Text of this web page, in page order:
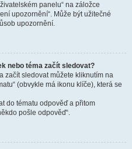
panelu“ na záložce
upozornění“. Může být užitečné
upozornění.
nebo téma začít sledovat?
začít sledovat můžete kliknutím na
(obvykle má ikonu klíče), která se
do tématu odpověď a přitom
pošle odpověď“.